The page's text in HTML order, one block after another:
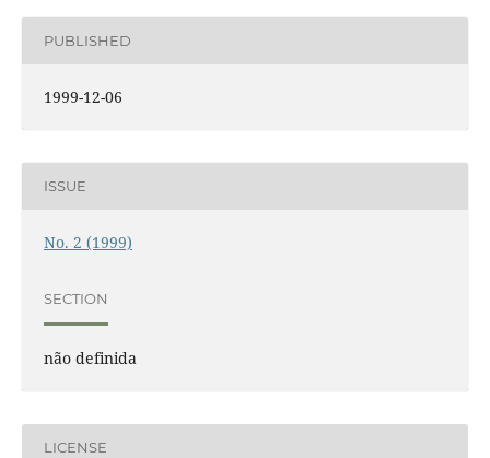
PUBLISHED
1999-12-06
ISSUE
No. 2 (1999)
SECTION
não definida
LICENSE